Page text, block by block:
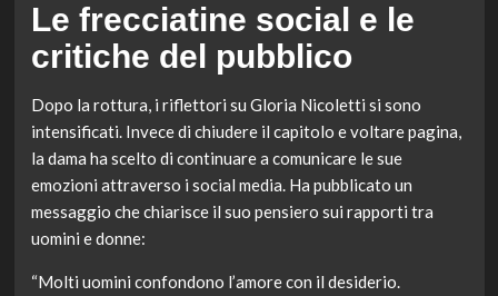
Le frecciatine social e le
critiche del pubblico
Dopo la rottura, i riflettori su Gloria Nicoletti si sono
intensificati. Invece di chiudere il capitolo e voltare pagina,
la dama ha scelto di continuare a comunicare le sue
emozioni attraverso i social media. Ha pubblicato un
messaggio che chiarisce il suo pensiero sui rapporti tra
uomini e donne:
“Molti uomini confondono l’amore con il desiderio.